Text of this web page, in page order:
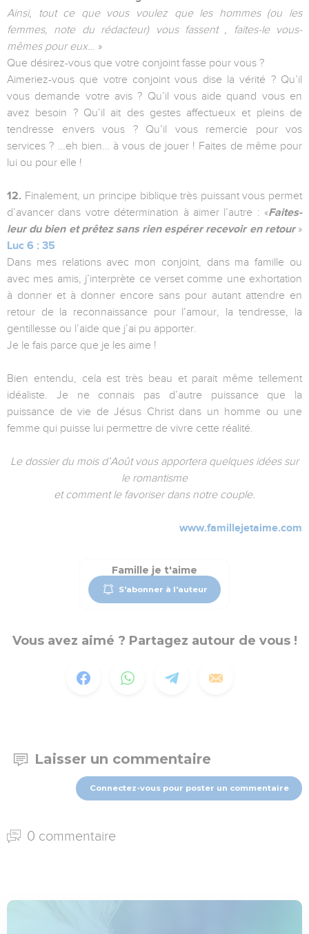
Ainsi, tout ce que vous voulez que les hommes (ou les
femmes, note du rédacteur) vous fassent , faites-le vous-
mêmes pour eux… »
Que désirez-vous que votre conjoint fasse pour vous ?
Aimeriez-vous que votre conjoint vous dise la vérité ? Qu’il
vous demande votre avis ? Qu’il vous aide quand vous en
avez besoin ? Qu’il ait des gestes affectueux et pleins de
tendresse envers vous ? Qu’il vous remercie pour vos
services ? …eh bien… à vous de jouer ! Faites de même pour
lui ou pour elle !
12. Finalement, un principe biblique très puissant vous permet
d’avancer dans votre détermination à aimer l’autre : «Faites-
leur du bien et prêtez sans rien espérer recevoir en retour »
Luc 6 : 35
Dans mes relations avec mon conjoint, dans ma famille ou
avec mes amis, j’interprète ce verset comme une exhortation
à donner et à donner encore sans pour autant attendre en
retour de la reconnaissance pour l’amour, la tendresse, la
gentillesse ou l’aide que j’ai pu apporter.
Je le fais parce que je les aime !
Bien entendu, cela est très beau et parait même tellement
idéaliste. Je ne connais pas d’autre puissance que la
puissance de vie de Jésus Christ dans un homme ou une
femme qui puisse lui permettre de vivre cette réalité.
Le dossier du mois d’Août vous apportera quelques idées sur
le romantisme
et comment le favoriser dans notre couple.
www.famillejetaime.com
Famille je t'aime
S'abonner à l'auteur
Vous avez aimé ? Partagez autour de vous !
Laisser un commentaire
Connectez-vous pour poster un commentaire
0 commentaire